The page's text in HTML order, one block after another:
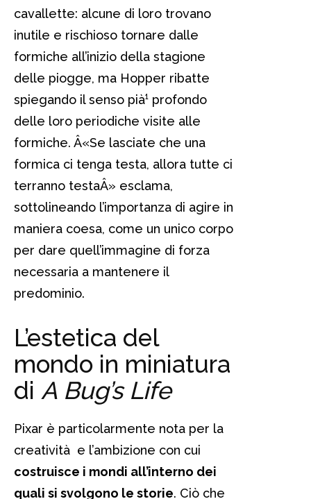
cavallette: alcune di loro trovano
inutile e rischioso tornare dalle
formiche all’inizio della stagione
delle piogge, ma Hopper ribatte
spiegando il senso pià¹ profondo
delle loro periodiche visite alle
formiche. Â«Se lasciate che una
formica ci tenga testa, allora tutte ci
terranno testaÂ» esclama,
sottolineando l’importanza di agire in
maniera coesa, come un unico corpo
per dare quell’immagine di forza
necessaria a mantenere il
predominio.
L’estetica del
mondo in miniatura
di A Bug’s Life
Pixar è particolarmente nota per la
creatività e l’ambizione con cui
costruisce i mondi all’interno dei
quali si svolgono le storie. Ciò che